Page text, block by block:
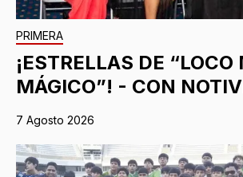
PRIMERA
¡ESTRELLAS DE “LOCO
MÁGICO”! - CON
7 Agosto 2026